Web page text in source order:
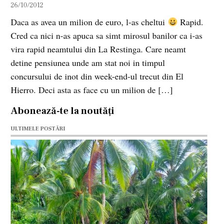
26/10/2012
Daca as avea un milion de euro, l-as cheltui
Rapid.
Cred ca nici n-as apuca sa simt mirosul banilor ca i-as
vira rapid neamtului din La Restinga. Care neamt
detine pensiunea unde am stat noi in timpul
concursului de inot din week-end-ul trecut din El
Hierro. Deci asta as face cu un milion de […]
Abonează-te la noutăți
ULTIMELE POSTĂRI